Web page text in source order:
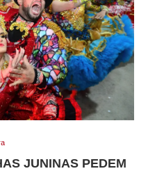
JUNINAS PEDEM